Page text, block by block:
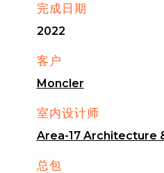
完成日期
2022
客户
Moncler
室内设计师
Area-17 Architecture
总包